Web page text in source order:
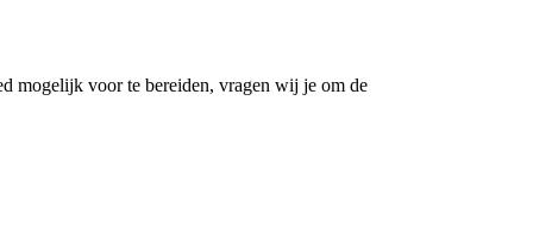
mogelijk voor te bereiden, vragen wij je om de